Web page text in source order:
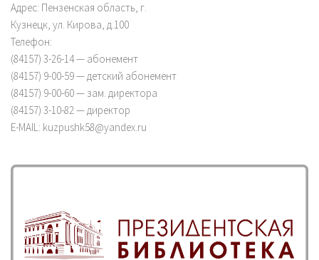
Адрес: Пензенская область, г.
Кузнецк, ул. Кирова, д.100
Телефон:
(84157) 3-26-14 — абонемент
(84157) 9-00-59 — детский абонемент
(84157) 9-00-60 — зам. директора
(84157) 3-10-82 — директор
E-MAIL: kuzpushk58@yandex.ru